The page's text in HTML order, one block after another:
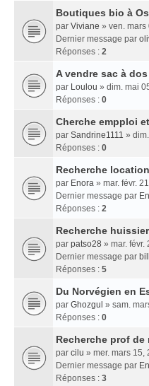
Boutiques bio à
par Viviane » ven. mars
Dernier message par
Réponses : 2
A vendre sac à
par Loulou » dim. mai
Réponses : 0
Cherche empploi
par Sandrine1111 »
Réponses : 0
Recherche
par Enora » mar. févr.
Dernier message par
Réponses : 2
Recherche huissier
par patso28 » mar. févr.
Dernier message par
Réponses : 5
Du Norvégien en
par Ghozgul » sam.
Réponses : 0
Recherche prof
par cilu » mer. mars 15,
Dernier message par
Réponses : 3